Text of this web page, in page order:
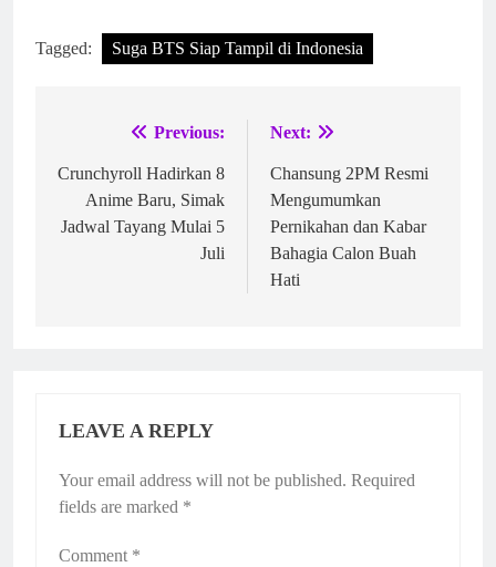
Tagged: Suga BTS Siap Tampil di Indonesia
navigation
Previous:
Crunchyroll Hadirkan 8
Anime Baru, Simak
Jadwal Tayang Mulai 5
Juli
Next:
Chansung 2PM Resmi
Mengumumkan
Pernikahan dan Kabar
Bahagia Calon Buah
Hati
LEAVE A REPLY
Your email address will not be published. Required
fields are marked *
Comment *